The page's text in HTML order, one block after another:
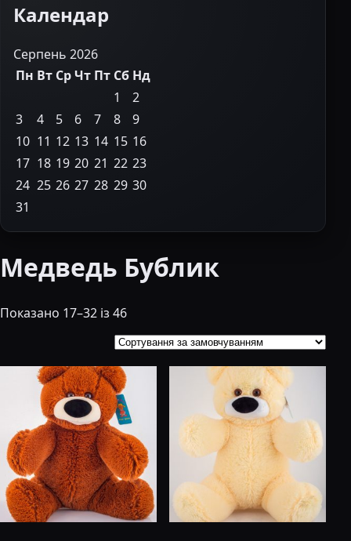
Календар
Серпень 2026
Пн Вт СрЧт Пт Сб Нд
1
2
3
4 5 6 7 8
9
10 11 12 13 14 15 16
17 18 19 20 21 22 23
24 25 26 27 28 29 30
31
Медведь Бублик
Показано 17–32 із 46